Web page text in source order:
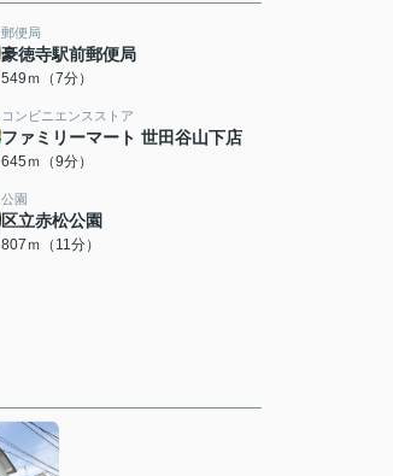
郵便局
豪徳寺駅前郵便局
549ｍ（7分）
コンビニエンスストア
ファミリーマート 世田谷山下店
645ｍ（9分）
公園
区立赤松公園
807ｍ（11分）